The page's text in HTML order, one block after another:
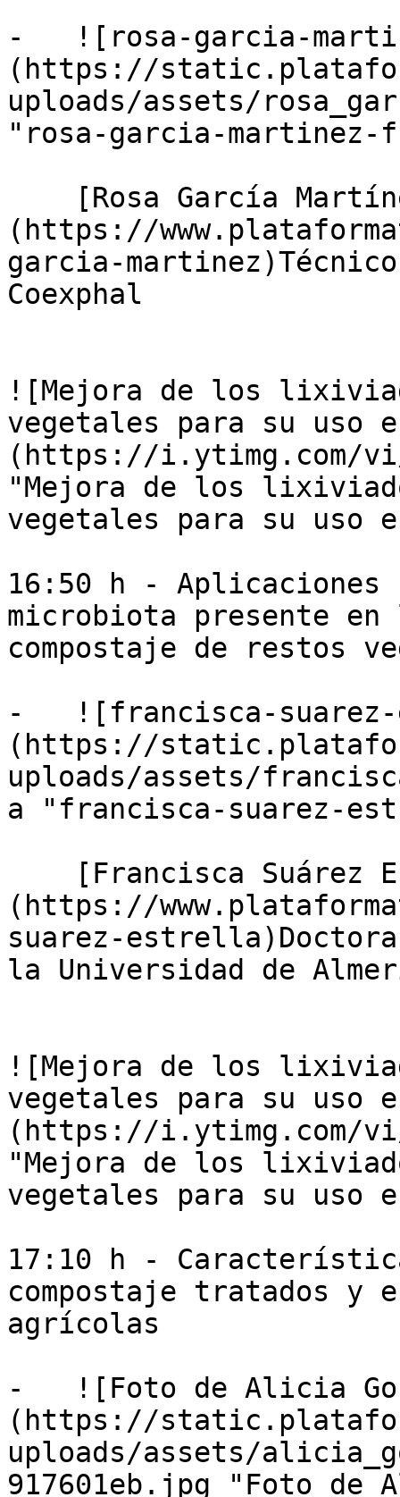
-   ![rosa-garcia-
(https://
uploads/assets/
"rosa-garcia-
(https://
garcia-
Coexphal
![Mejora de los
vegetales para su uso
(https://i.ytimg.com/vi/
"Mejora de los
vegetales para su uso
16:50 h -
microbiota presente
compostaje de restos
-   ![francisca-
(https://
uploads/assets/
a "francisca-suarez-
(https://
suarez-
la Universidad de
![Mejora de los
vegetales para su uso
(https://i.ytimg.com/vi/
"Mejora de los
vegetales para su uso
17:10 h -
compostaje tratados y
agrícolas
-   ![Foto de Alicia
(https://
uploads/assets/
917601eb.jpg "Foto de